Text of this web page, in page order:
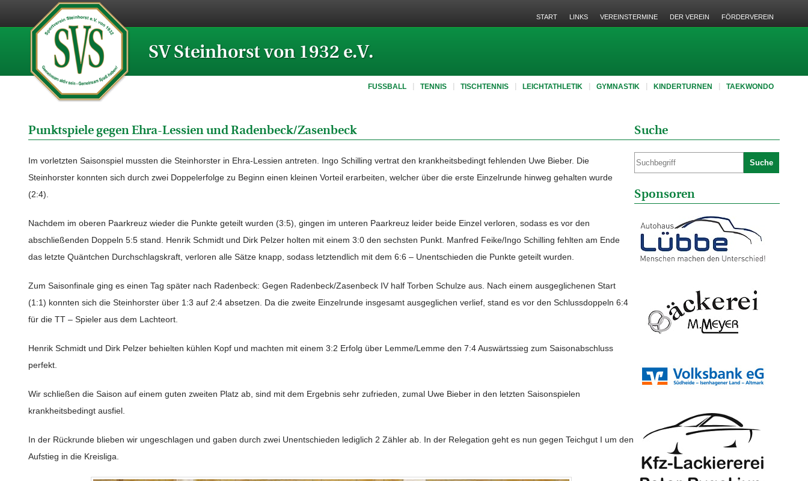
SV Steinhorst von 1932 e.V.
FUSSBALL TENNIS TISCHTENNIS LEICHTATHLETIK GYMNASTIK KINDERTURNEN TAEKWONDO
START LINKS VEREINSTERMINE DER VEREIN FÖRDERVEREIN
Punktspiele gegen Ehra-Lessien und Radenbeck/Zasenbeck
Im vorletzten Saisonspiel mussten die Steinhorster in Ehra-Lessien antreten. Ingo Schilling vertrat den krankheitsbedingt fehlenden Uwe Bieber. Die
Steinhorster konnten sich durch zwei Doppelerfolge zu Beginn einen kleinen Vorteil erarbeiten, welcher über die erste Einzelrunde hinweg gehalten wurde
(2:4).
Nachdem im oberen Paarkreuz wieder die Punkte geteilt wurden (3:5), gingen im unteren Paarkreuz leider beide Einzel verloren, sodass es vor den
abschließenden Doppeln 5:5 stand. Henrik Schmidt und Dirk Pelzer holten mit einem 3:0 den sechsten Punkt. Manfred Feike/Ingo Schilling fehlten am Ende
das letzte Quäntchen Durchschlagskraft, verloren alle Sätze knapp, sodass letztendlich mit dem 6:6 – Unentschieden die Punkte geteilt wurden.
Zum Saisonfinale ging es einen Tag später nach Radenbeck: Gegen Radenbeck/Zasenbeck IV half Torben Schulze aus. Nach einem ausgeglichenen Start
(1:1) konnten sich die Steinhorster über 1:3 auf 2:4 absetzen. Da die zweite Einzelrunde insgesamt ausgeglichen verlief, stand es vor den Schlussdoppeln 6:4
für die TT – Spieler aus dem Lachteort.
Henrik Schmidt und Dirk Pelzer behielten kühlen Kopf und machten mit einem 3:2 Erfolg über Lemme/Lemme den 7:4 Auswärtssieg zum Saisonabschluss
perfekt.
Wir schließen die Saison auf einem guten zweiten Platz ab, sind mit dem Ergebnis sehr zufrieden, zumal Uwe Bieber in den letzten Saisonspielen
krankheitsbedingt ausfiel.
In der Rückrunde blieben wir ungeschlagen und gaben durch zwei Unentschieden lediglich 2 Zähler ab. In der Relegation geht es nun gegen Teichgut I um den
Aufstieg in die Kreisliga.
Suche
Suche
Sponsoren